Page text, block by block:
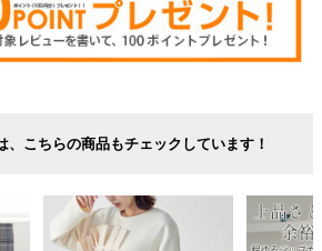
、こちらの商品もチェックしています！